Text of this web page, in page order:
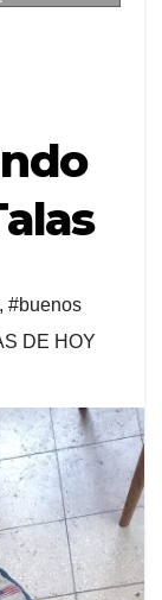
, #buenos
DE HOY